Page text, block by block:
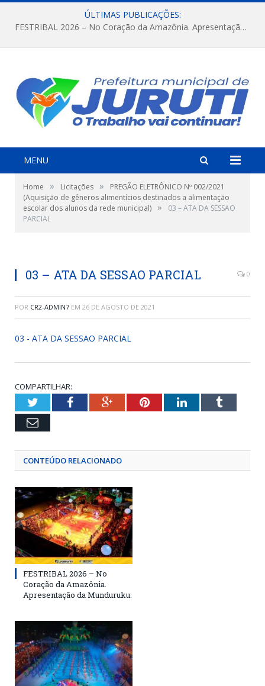
ÚLTIMAS PUBLICAÇÕES:
FESTRIBAL 2026 – No Coração da Amazônia. Apresentação da Munduruku.
MENU
Home » Licitações »
PREGÃO ELETRÔNICO Nº 002/2021
(Aquisição de gêneros alimentícios destinados a alimentação
escolar dos alunos da rede municipal) »
03 – ATA DA SESSAO
PARCIAL
03 – ATA DA SESSAO PARCIAL 0
POR CR2-ADMIN7 EM 26 DE AGOSTO DE 2021
03 - ATA DA SESSAO PARCIAL
COMPARTILHAR:
TwitterFacebookGoogle+PinterestLinkedInTumblr
Email
CONTEÚDO RELACIONADO
FESTRIBAL 2026 – No
Coração da Amazônia.
Apresentação da Munduruku.